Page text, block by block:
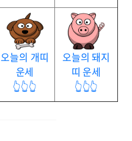
오늘의 개띠
운세
👆👆👆
오늘의 돼지
띠 운세
👆👆👆